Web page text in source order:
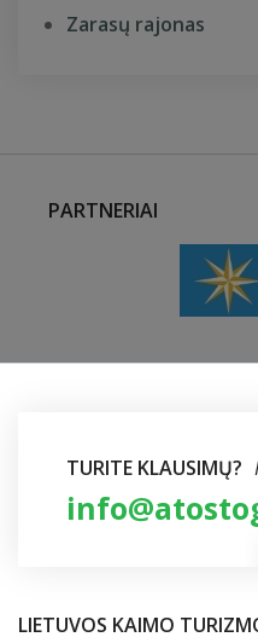
Zarasų rajonas
PARTNERIAI
TURITE KLAUSIMŲ?
LIETUVOS KAIMO